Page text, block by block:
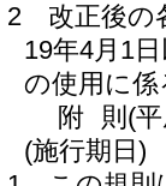
2
改正後の
19年4月1
の使用に
附 則 (
(施行期日)